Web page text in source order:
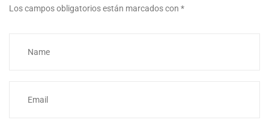
Los campos obligatorios están marcados con *